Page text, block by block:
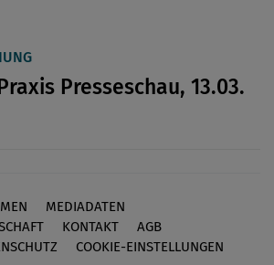
Presseschau, 13.03.
MEDIADATEN
KONTAKT
AGB
COOKIE-EINSTELLUNGEN